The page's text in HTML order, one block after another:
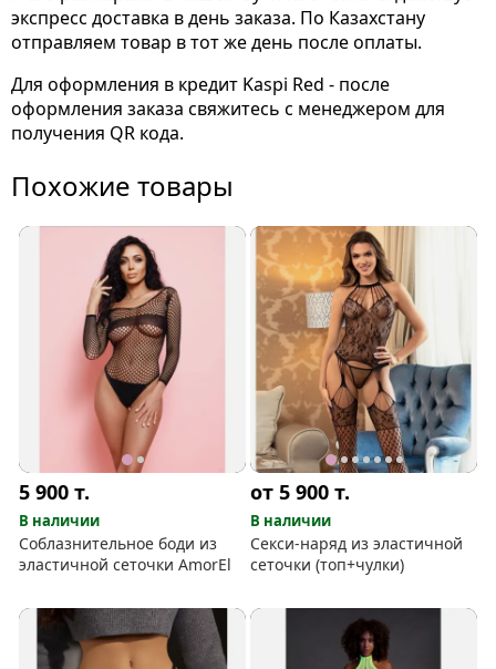
экспресс доставка в день заказа. По Казахстану
отправляем товар в тот же день после оплаты.
Для оформления в кредит Kaspi Red - после
оформления заказа свяжитесь с менеджером для
получения QR кода.
Похожие товары
5 900т.
В наличии
Соблазнительное боди из
эластичной сеточки AmorEl
от 5 900т.
В наличии
Секси-наряд из эластичной
сеточки (топ+чулки)